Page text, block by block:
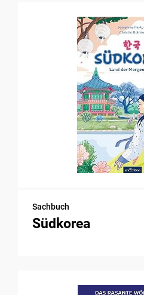
Sachbuch
Südkorea